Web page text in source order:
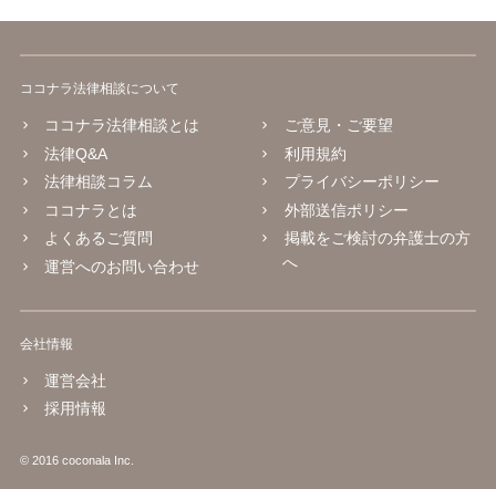
ココナラ法律相談について
ココナラ法律相談とは
法律Q&A
法律相談コラム
ココナラとは
よくあるご質問
運営へのお問い合わせ
ご意見・ご要望
利用規約
プライバシーポリシー
外部送信ポリシー
掲載をご検討の弁護士の方
へ
会社情報
運営会社
採用情報
© 2016 coconala Inc.